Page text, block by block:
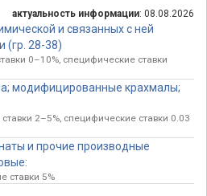
актуальность информации: 08.08.2026
и связанных с ней
(гр. 28-38)
0–10%, специфические ставки
модифицированные крахмалы;
2–5%, специфические ставки 0.03
и прочие производные
ставки 5%